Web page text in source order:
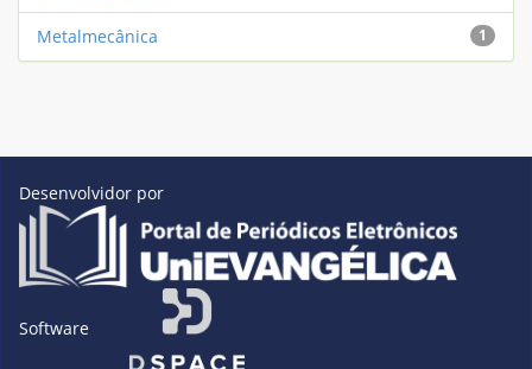
1
Metalmecânica
Desenvolvidor por
Software